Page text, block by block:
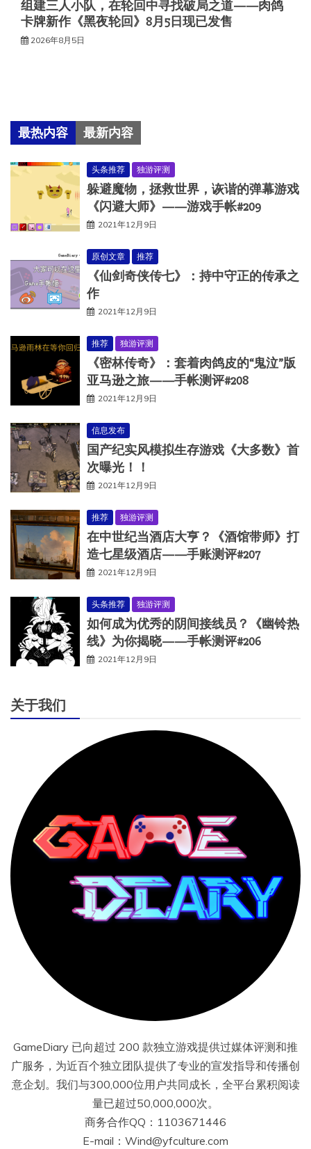
组建三人小队，在轮回中寻找破局之道——肉鸽
卡牌新作《黑夜轮回》8月5日现已发售
2026年8月5日
最热内容 最新内容
头条推荐 独游评测
躲避魔物，拯救世界，诙谐的弹幕游戏
《闪避大师》——游戏手帐#209
2021年12月9日
原创文章 推荐
《仙剑奇侠传七》：持中守正的传承之
作
2021年12月9日
推荐 独游评测
《密林传奇》：套着肉鸽皮的“鬼泣”版
亚马逊之旅——手帐测评#208
2021年12月9日
信息发布
国产纪实风模拟生存游戏《大多数》首
次曝光！！
2021年12月9日
推荐 独游评测
在中世纪当酒店大亨？《酒馆带师》打
造七星级酒店——手账测评#207
2021年12月9日
头条推荐 独游评测
如何成为优秀的阴间接线员？《幽铃热
线》为你揭晓——手帐测评#206
2021年12月9日
关于我们
GameDiary 已向超过 200 款独立游戏提供过媒体评测和推
广服务，为近百个独立团队提供了专业的宣发指导和传播创
意企划。我们与300,000位用户共同成长，全平台累积阅读
量已超过50,000,000次。
商务合作QQ：1103671446
E-mail：Wind@yfculture.com